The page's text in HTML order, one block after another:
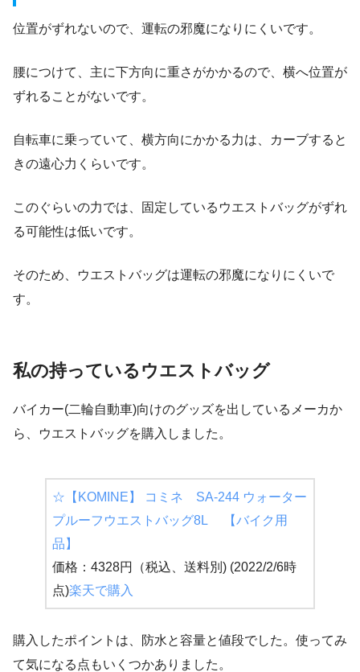
位置がずれないので、運転の邪魔になりにくいです。
腰につけて、主に下方向に重さがかかるので、横へ位置が
ずれることがないです。
自転車に乗っていて、横方向にかかる力は、カーブすると
きの遠心力くらいです。
このぐらいの力では、固定しているウエストバッグがずれ
る可能性は低いです。
そのため、ウエストバッグは運転の邪魔になりにくいで
す。
私の持っているウエストバッグ
バイカー(二輪自動車)向けのグッズを出しているメーカか
ら、ウエストバッグを購入しました。
☆【KOMINE】 コミネ SA-244 ウォーター
プルーフウエストバッグ8L 【バイク用
品】
価格：4328円（税込、送料別) (2022/2/6時
点)楽天で購入
購入したポイントは、防水と容量と値段でした。使ってみ
て気になる点もいくつかありました。